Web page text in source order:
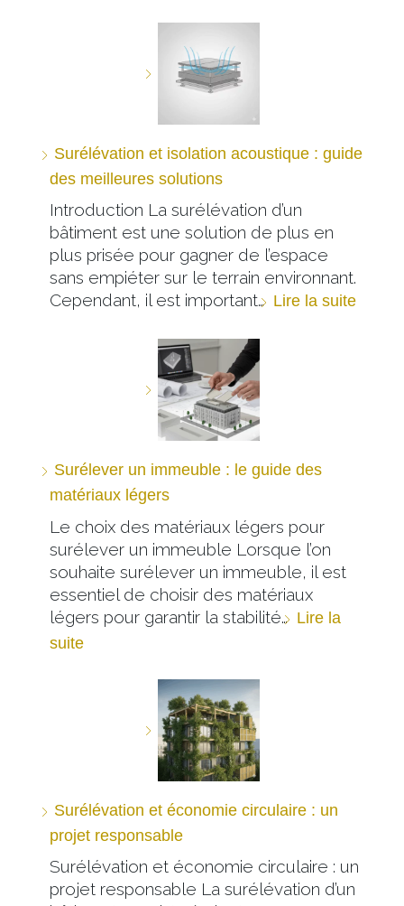
Surélévation et isolation acoustique : guide
des meilleures solutions
Introduction La surélévation d’un
bâtiment est une solution de plus en
plus prisée pour gagner de l’espace
sans empiéter sur le terrain environnant.
Cependant, il est important… Lire la suite
Surélever un immeuble : le guide des
matériaux légers
Le choix des matériaux légers pour
surélever un immeuble Lorsque l’on
souhaite surélever un immeuble, il est
essentiel de choisir des matériaux
légers pour garantir la stabilité… Lire la
suite
Surélévation et économie circulaire : un
projet responsable
Surélévation et économie circulaire : un
projet responsable La surélévation d’un